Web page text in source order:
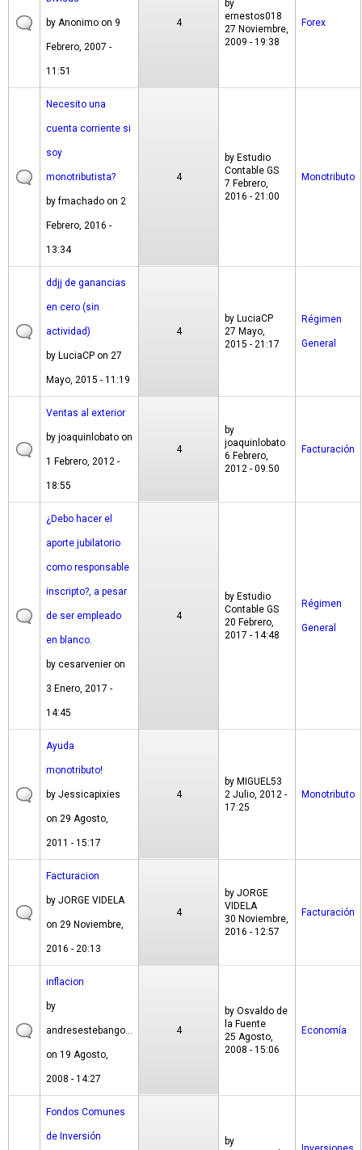
by Anonimo on 9
Febrero, 2007 -
11:51
4
by
ernestos018
27 Noviembre,
2009 - 19:38
Forex
Necesito una
cuenta corriente si
soy
monotributista?
byfmachado on 2
Febrero, 2016 -
13:34
4
by Estudio
Contable GS
7 Febrero,
2016 - 21:00
Monotributo
ddjj de ganancias
en cero (sin
actividad)
by LuciaCP on 27
Mayo, 2015 - 11:19
4
by LuciaCP
27 Mayo,
2015 - 21:17
Régimen
General
Ventas al exterior
by joaquinlobato on
1 Febrero, 2012 -
18:55
4
by
joaquinlobato
6 Febrero,
2012 - 09:50
Facturación
¿Debo hacer el
aporte jubilatorio
como responsable
inscripto?, a pesar
de ser empleado
en blanco.
by cesarvenier on
3 Enero, 2017 -
14:45
4
by Estudio
Contable GS
20 Febrero,
2017 - 14:48
Régimen
General
Ayuda
monotributo!
by Jessicapixies
on 29 Agosto,
2011 - 15:17
4
by MIGUEL53
2 Julio, 2012 -
17:25
Monotributo
Facturacion
by JORGE VIDELA
on 29 Noviembre,
2016 - 20:13
4
by JORGE
VIDELA
30 Noviembre,
2016 - 12:57
Facturación
inflacion
by
andresestebango...
on 19 Agosto,
2008 - 14:27
4
by Osvaldo de
la Fuente
25 Agosto,
2008 - 15:06
Economía
Fondos Comunes
de Inversión
by